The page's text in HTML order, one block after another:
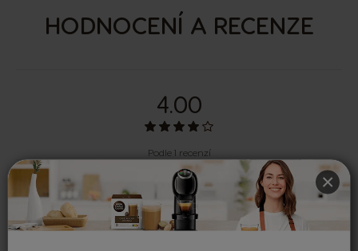
×
HODNOCENÍ A RECENZE
4.00
Podle 1 recenzí
Nedávné recenze